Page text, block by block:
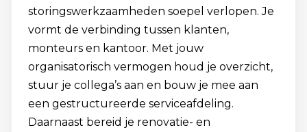
storingswerkzaamheden soepel verlopen. Je
vormt de verbinding tussen klanten,
monteurs en kantoor. Met jouw
organisatorisch vermogen houd je overzicht,
stuur je collega’s aan en bouw je mee aan
een gestructureerde serviceafdeling.
Daarnaast bereid je renovatie- en